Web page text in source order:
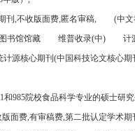
刊,不收版面费,匿名审稿,
(中
书馆馆藏 维普收录(中)
计
计源核心期刊(中国科技论文核心期
985院校食品科学专业的硕士研
面费,有审稿费,第二批认定学术期